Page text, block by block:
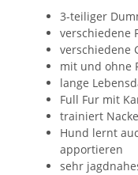
3-teiliger
verschiedene
verschiedene
mit und ohne
lange
Full Fur mit
trainiert
Hund lernt
apportieren
sehr